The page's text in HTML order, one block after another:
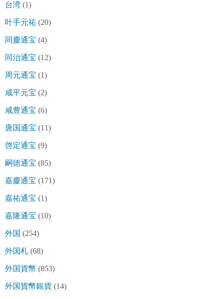
台湾 (1)
叶手元祐 (20)
同慶通宝 (4)
同治通宝 (12)
周元通宝 (1)
咸平元宝 (2)
咸豊通宝 (6)
唐国通宝 (11)
啓定通宝 (9)
嗣徳通宝 (85)
嘉慶通宝 (171)
嘉祐通宝 (1)
嘉隆通宝 (10)
外国 (254)
外国札 (68)
外国貨幣 (853)
外国貨幣銀貨 (14)